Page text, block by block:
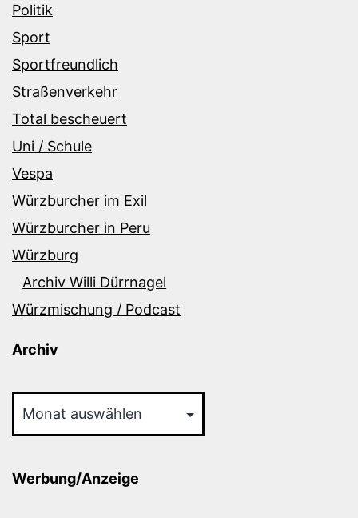
Politik
Sport
Sportfreundlich
Straßenverkehr
Total bescheuert
Uni / Schule
Vespa
Würzburcher im Exil
Würzburcher in Peru
Würzburg
Archiv Willi Dürrnagel
Würzmischung / Podcast
Archiv
Werbung/Anzeige